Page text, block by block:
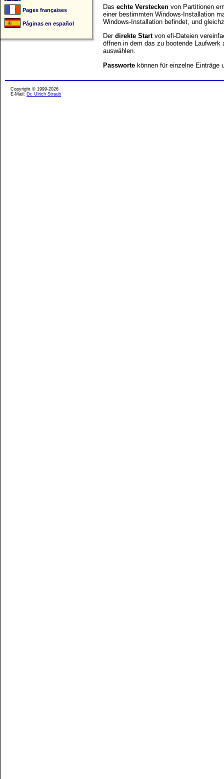
Pages françaises
Páginas en español
Das echte Verstecken von Partitionen
einer bestimmten Windows-Installation
Windows-Installation befindet, und
Der direkte Startvon efi-Dateien
öffnen in dem das zu bootende
auswählen.
Passworte können für einzelne Einträge
Copyright © 1999-2026
E-Mail: Dr. Ulrich Straub